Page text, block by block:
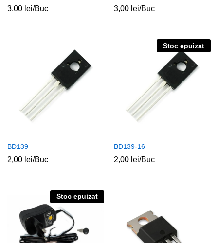
3,00 lei/Buc 3,00 lei/Buc
BD139
2,00 lei/Buc
Stoc epuizat
BD139-16
2,00 lei/Buc
Stoc epuizat